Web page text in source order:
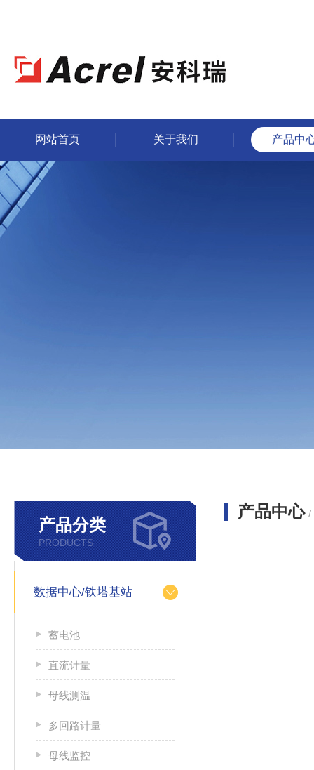
网站首页 关于我们 产品中
产品分类
PRODUCTS
数据中心/铁塔基站
蓄电池
直流计量
母线测温
多回路计量
母线监控
产品中心 /